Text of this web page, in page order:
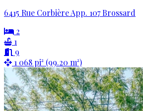
6415 Rue Corbière App. 107 Brossard
2
1
9
1 068 pi² (99.20 m²)